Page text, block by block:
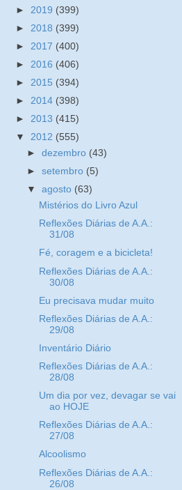
► 2019 (399)
► 2018 (399)
► 2017 (400)
► 2016 (406)
► 2015 (394)
► 2014 (398)
► 2013 (415)
▼ 2012 (555)
►dezembro (43)
►setembro (5)
▼agosto (63)
Mistérios do Livro Azul
Reflexões Diárias de A.A.:
31/08
Fé, coragem e a bicicleta!
Reflexões Diárias de A.A.:
30/08
Eu precisava mudar muito
Reflexões Diárias de A.A.:
29/08
Inventário Diário
Reflexões Diárias de A.A.:
28/08
Um dia por vez, devagar se vai
ao HOJE
Reflexões Diárias de A.A.:
27/08
Alcoolismo
Reflexões Diárias de A.A.:
26/08